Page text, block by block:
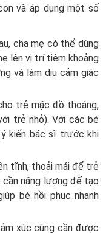
và áp dụng một số
cha mẹ có thể dùng
lên vị trí tiêm khoảng
và làm dịu cảm giác
trẻ mặc đồ thoáng,
trẻ nhỏ). Với các bé
kiến bác sĩ trước khi
tĩnh, thoải mái để trẻ
năng lượng để tạo
bé hồi phục nhanh
xúc cũng cần được